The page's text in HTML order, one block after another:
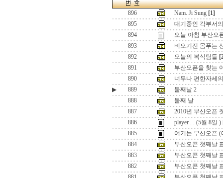
896 Nam. Ji Sung [1]
895
대기중인 각부서
894
오늘 아침 부산오
893
비오기전 몸푸는
892
오늘의 복식팀들
891
부산오픈을 찾는
890
너무나 편한자세
▶
889
둘째날 2
888
둘째 날
887
2010년 부산오픈
886
player . . (5월 8일 )
885
여기는 부산오픈 (
884
부산오픈 첫째날
883
부산오픈 첫째날
882
부산오픈 첫째날